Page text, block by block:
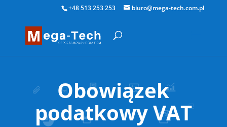
+48 513 253 253 biuro@mega-tech.com.pl
Obowiązek
podatkowy VAT